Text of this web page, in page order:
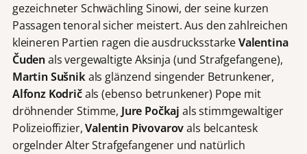
gezeichneter Schwächling Sinowi, der seine kurzen
Passagen tenoral sicher meistert. Aus den zahlreichen
kleineren Partien ragen die ausdrucksstarkeValentina
Čudenals vergewaltigte Aksinja (und Strafgefangene),
Martin Sušnikals glänzend singender Betrunkener,
Alfonz Kodričals (ebenso betrunkener) Pope mit
dröhnender Stimme, Jure Počkaj als stimmgewaltiger
Polizeioffizier,Valentin Pivovarovals belcantesk
orgelnder Alter Strafgefangener und natürlich